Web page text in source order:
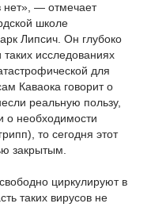
нет», — отмечает
школе
Липсич. Он глубоко
исследованиях
для
Каваока говорит о
реальную пользу,
о необходимости
то сегодня этот
закрытым.
циркулируют в
таких вирусов не